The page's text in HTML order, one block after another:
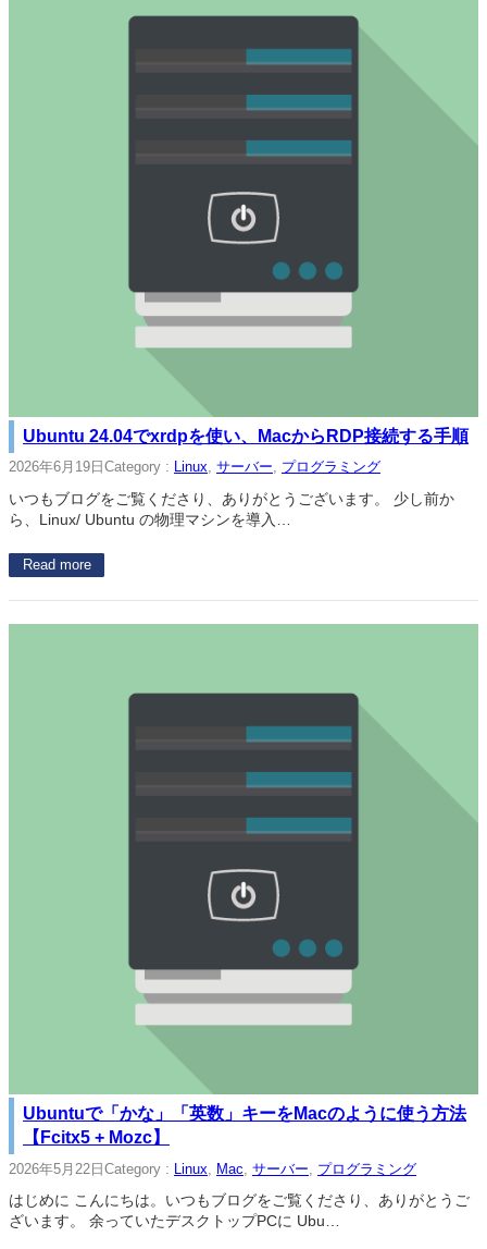
Ubuntu 24.04でxrdpを使い、MacからRDP接続する手順
2026年6月19日 Category : Linux, サーバー, プログラミング
いつもブログをご覧くださり、ありがとうございます。 少し前か
ら、Linux/ Ubuntu の物理マシンを導入…
Read more
Ubuntuで「かな」「英数」キーをMacのように使う方法
【Fcitx5 + Mozc】
2026年5月22日 Category : Linux Mac サーバー プログラミング
はじめに こんにちは。いつもブログをご覧くださり、ありがとうご
ざいます。 余っていたデスクトップPCに Ubu…